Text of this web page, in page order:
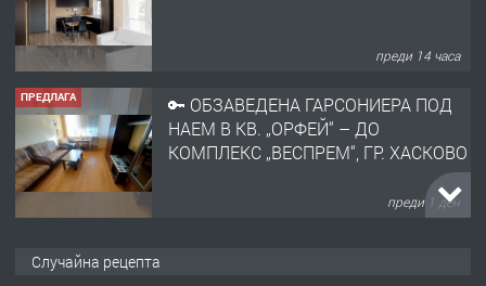
преди 14 часа
ПРЕДЛАГА
🔑 ОБЗАВЕДЕНА ГАРСОНИЕРА ПОД
НАЕМ В КВ. „ОРФЕЙ“ – ДО
КОМПЛЕКС „ВЕСПРЕМ“, ГР. ХАСКОВО
преди 1 ден
Случайна рецепта